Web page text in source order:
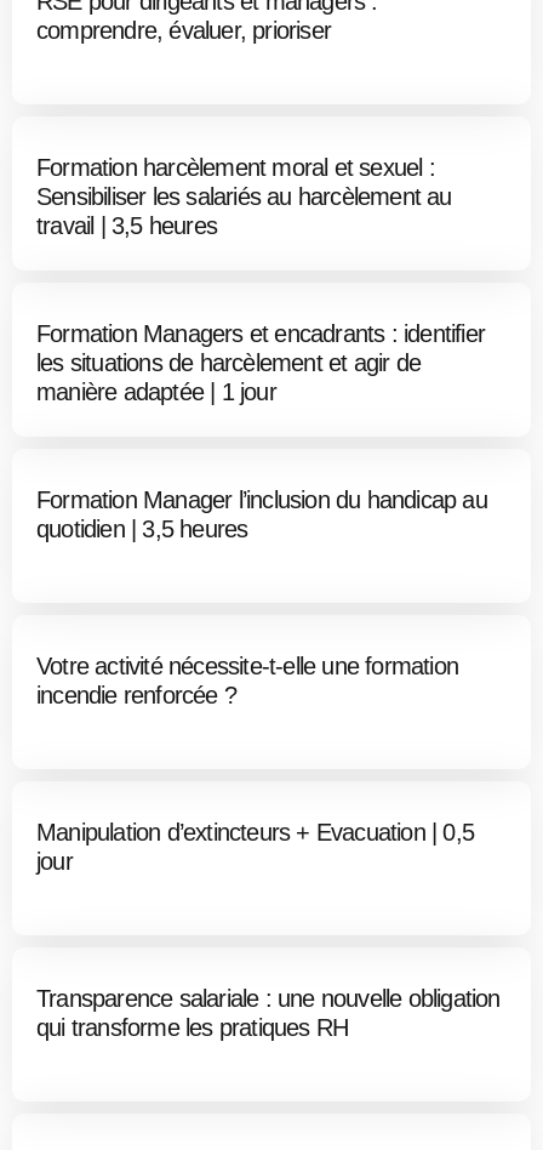
comprendre, évaluer, prioriser
Formation harcèlement moral et sexuel :
Sensibiliser les salariés au harcèlement au
travail | 3,5 heures
Formation Managers et encadrants : identifier
les situations de harcèlement et agir de
manière adaptée | 1 jour
Formation Manager l’inclusion du handicap au
quotidien | 3,5 heures
Votre activité nécessite-t-elle une formation
incendie renforcée ?
Manipulation d’extincteurs + Evacuation | 0,5
jour
Transparence salariale : une nouvelle obligation
qui transforme les pratiques RH